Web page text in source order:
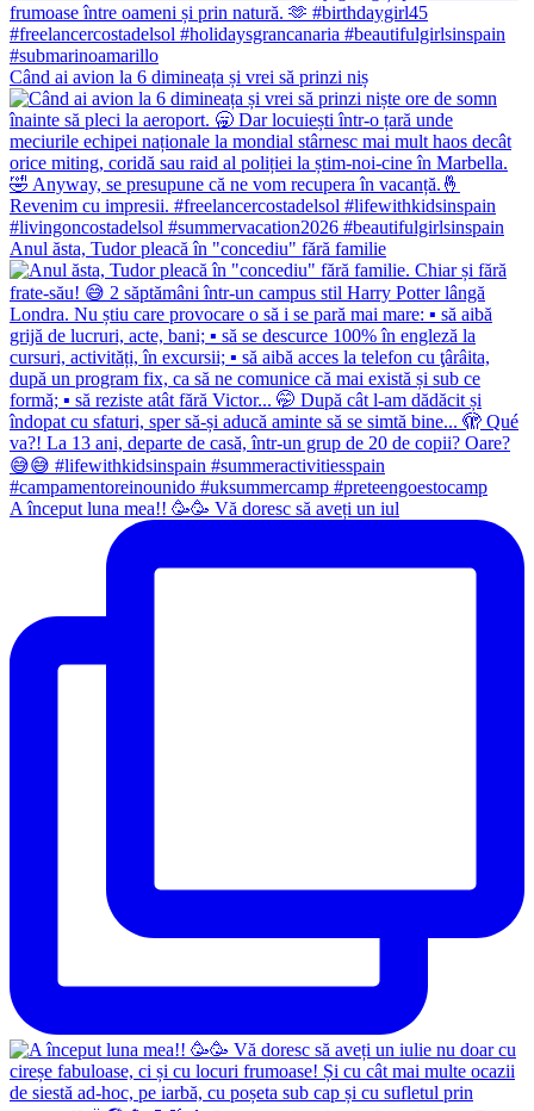
Când ai avion la 6 dimineața și vrei să prinzi niș
Anul ăsta, Tudor pleacă în "concediu" fără familie
A început luna mea!! 🥳🥳 Vă doresc să aveți un iul